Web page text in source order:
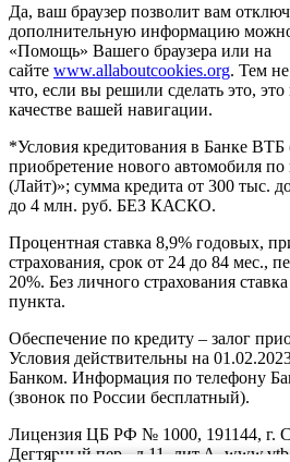
Да, ваш браузер позволит вам
дополнительную информацию можно
«Помощь» Вашего браузера или на
сайте www.allaboutcookies.org. Тем
что, если вы решили сделать это, это
качестве вашей навигации.
*Условия кредитования в Банке
приобретение нового автомобиля
(Лайт)»; сумма кредита от 300 тыс.
до 4 млн. руб. БЕЗ КАСКО.
Процентная ставка 8,9% годовых,
страхования, срок от 24 до 84 мес.,
20%. Без личного страхования
пункта.
Обеспечение по кредиту – залог
Условия действительны на
Банком. Информация по телефону
(звонок по России бесплатный).
Лицензия ЦБ РФ № 1000, 191144, г.
Дегтярный пер., д.11, лит.А.